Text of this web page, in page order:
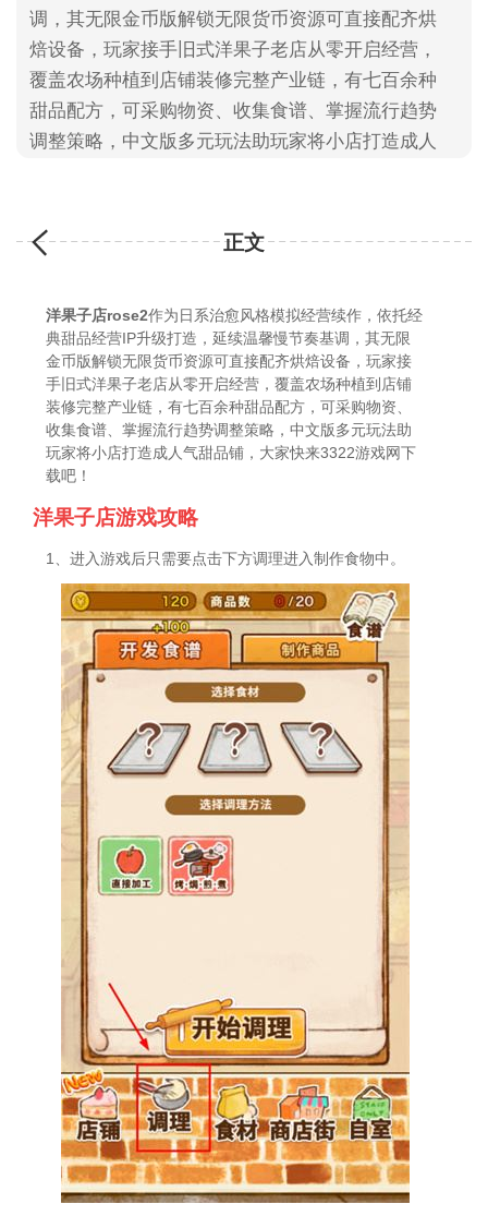
调，其无限金币版解锁无限货币资源可直接配齐烘
焙设备，玩家接手旧式洋果子老店从零开启经营，
覆盖农场种植到店铺装修完整产业链，有七百余种
甜品配方，可采购物资、收集食谱、掌握流行趋势
调整策略，中文版多元玩法助玩家将小店打造成人
正文
洋果子店rose2作为日系治愈风格模拟经营续作，依托经
典甜品经营IP升级打造，延续温馨慢节奏基调，其无限
金币版解锁无限货币资源可直接配齐烘焙设备，玩家接
手旧式洋果子老店从零开启经营，覆盖农场种植到店铺
装修完整产业链，有七百余种甜品配方，可采购物资、
收集食谱、掌握流行趋势调整策略，中文版多元玩法助
玩家将小店打造成人气甜品铺，大家快来3322游戏网下
载吧！
洋果子店游戏攻略
1、进入游戏后只需要点击下方调理进入制作食物中。